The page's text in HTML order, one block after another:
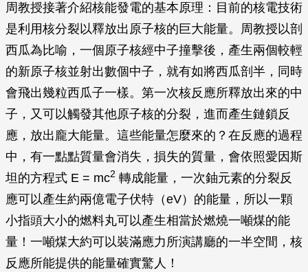
周教授接著介紹核能發電的基本原理：目前的核電技術
是利用核分裂以釋放出原子核的巨大能量。周教授以剖
西瓜為比喻，一個原子核經中子撞擊後，產生兩個較輕
的新原子核並射出數個中子，就有如將西瓜剖半，同時
會飛出幾粒西瓜子一樣。第一次核反應所釋放出來的中
子，又可以觸發其他原子核的分裂，進而產生鏈鎖反
應，放出龐大能量。這些能量怎麼來的？在反應的過程
中，有一點點質量會消失，損失的質量，會依照愛因斯
坦的方程式 E = mc2 轉成能量，一次鈾元素的分裂反
應可以產生約兩億電子伏特（eV）的能量，所以一顆
小指頭大小的燃料丸可以產生相當於燃燒一噸煤的能
量！一噸煤大約可以裝滿應力所演講廳的一半空間，核
反應所能提供的能量確實驚人！